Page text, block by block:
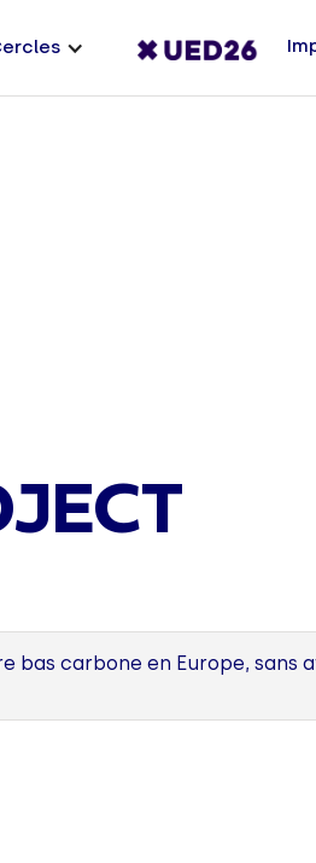
bas carbone en Europe,